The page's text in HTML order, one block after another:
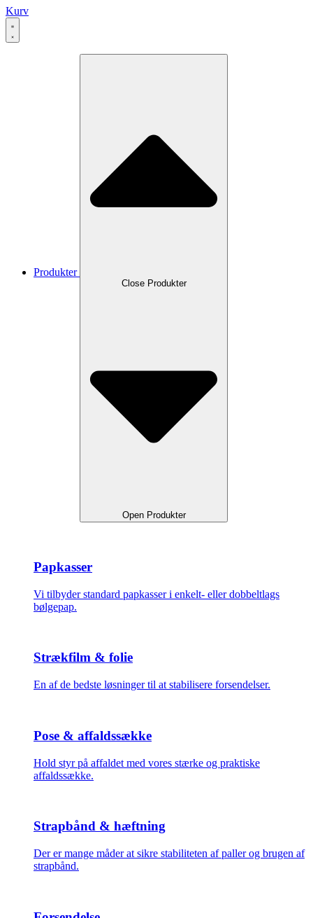
Kurv
Produkter
Close Produkter
Open Produkter
Papkasser
Vi tilbyder standard papkasser i enkelt- eller dobbeltlags
bølgepap.
Strækfilm & folie
En af de bedste løsninger til at stabilisere forsendelser.
Pose & affaldssække
Hold styr på affaldet med vores stærke og praktiske
affaldssække.
Strapbånd & hæftning
Der er mange måder at sikre stabiliteten af paller og brugen af
strapbånd.